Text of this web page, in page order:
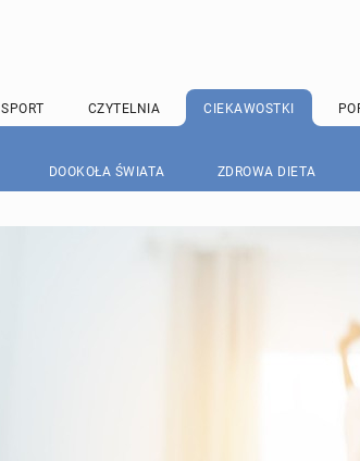
SPORT CZYTELNIA CIEKAWOSTKI
DOOKOŁA ŚWIATA ZDROWA DIETA